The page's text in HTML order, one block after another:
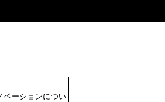
ベーションについ